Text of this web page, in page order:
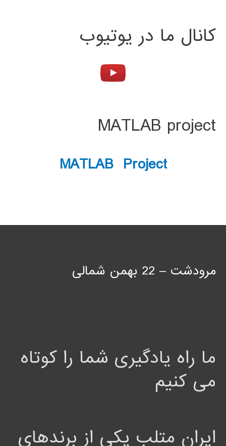
کانال ما در یوتیوب
MATLAB project
MATLAB Project
مرودشت – 22 بهمن شمالی
ما راه یادگیری شما را کوتاه
می کنیم
ایران متلب یکی از برندهای